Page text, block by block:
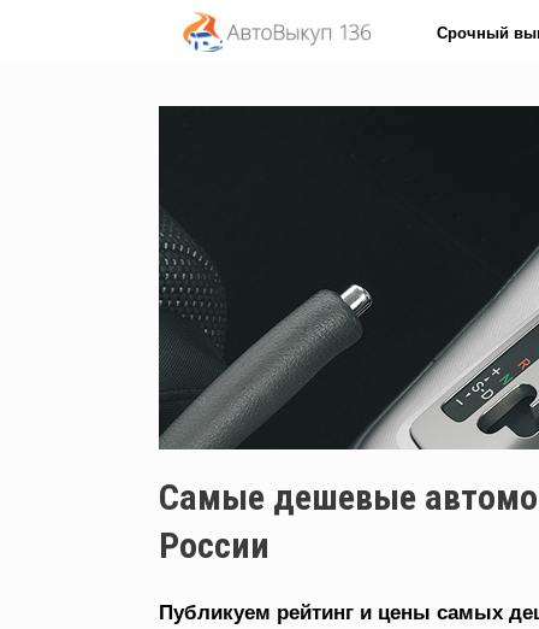
Срочный
Самые дешевые
России
Публикуем рейтинг и цены самых